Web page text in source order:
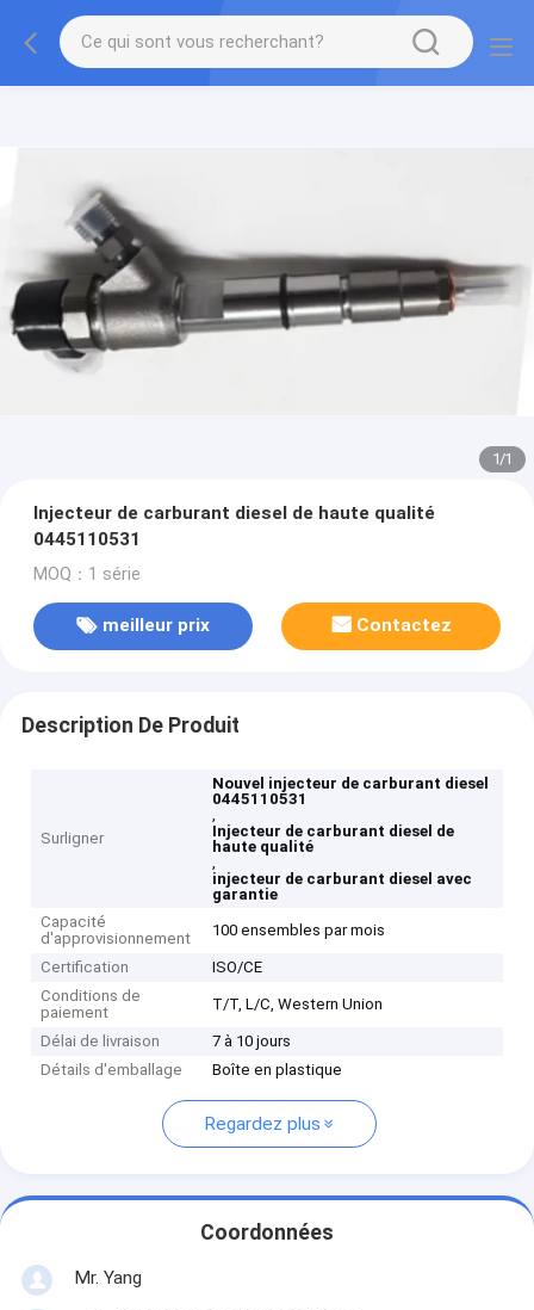
1/1
Injecteur de carburant diesel de haute qualité
0445110531
MOQ：1 série
meilleur prix Contactez
Description De Produit
Surligner
Nouvel injecteur de carburant diesel
0445110531
,
Injecteur de carburant diesel de
haute qualité
,
injecteur de carburant diesel avec
garantie
Capacité
d'approvisionnement
100 ensembles par mois
Certification
ISO/CE
Conditions de
paiement
T/T, L/C, Western Union
Délai de livraison
7 à 10 jours
Détails d'emballage
Boîte en plastique
Regardez plus
Coordonnées
Mr. Yang